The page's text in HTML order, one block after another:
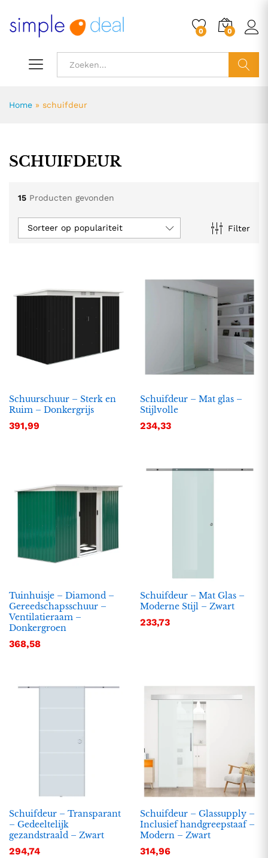
0 0
Home » schuifdeur
SCHUIFDEUR
15 Producten gevonden
Filter
Sorteer op populariteit
Schuurschuur – Sterk en
Ruim – Donkergrijs
391,99
Schuifdeur – Mat glas –
Stijlvolle
234,33
Tuinhuisje – Diamond –
Gereedschapsschuur –
Ventilatieraam –
Donkergroen
368,58
Schuifdeur – Mat Glas –
Moderne Stijl – Zwart
233,73
Schuifdeur – Transparant
– Gedeeltelijk
gezandstraald – Zwart
294,74
Schuifdeur – Glassupply –
Inclusief handgreepstaaf –
Modern – Zwart
314,96